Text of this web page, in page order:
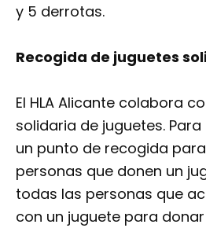
y 5 derrotas.
Recogida de juguetes
El HLA Alicante colabora
solidaria de juguetes.
un punto de recogida
personas que donen un
todas las personas que
con un juguete para